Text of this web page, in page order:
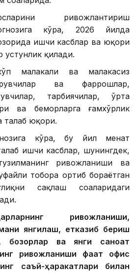
ривожлантириш
кўра, 2026 йилда
ишчи касблар ва юқори
устунлик қилади.
малакали ва малакасиз
ва фаррошлар,
тарбиячилар, ўрта
ва беморларга ғамхўрлик
талаб юқори.
кўра, бу йил меҳнат
ишчи касблар, шунингдек,
ривожланиши ва
тобора ортиб бораётган
сақлаш соҳаларидаги
ривожланиши,
янгилаш, етказиб бериш
бозорлар ва янги саноат
ривожланиши фақат офис
саъй-ҳаракатлари билан